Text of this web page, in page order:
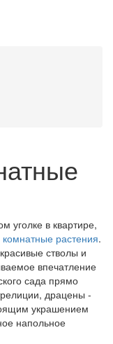
уголке в квартире,
комнатные растения.
стволы и
впечатление
сада прямо
драцены -
украшением
напольное